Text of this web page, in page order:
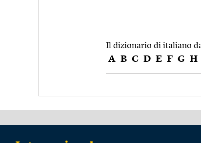
Il dizionario di italiano
A B C D E F G H